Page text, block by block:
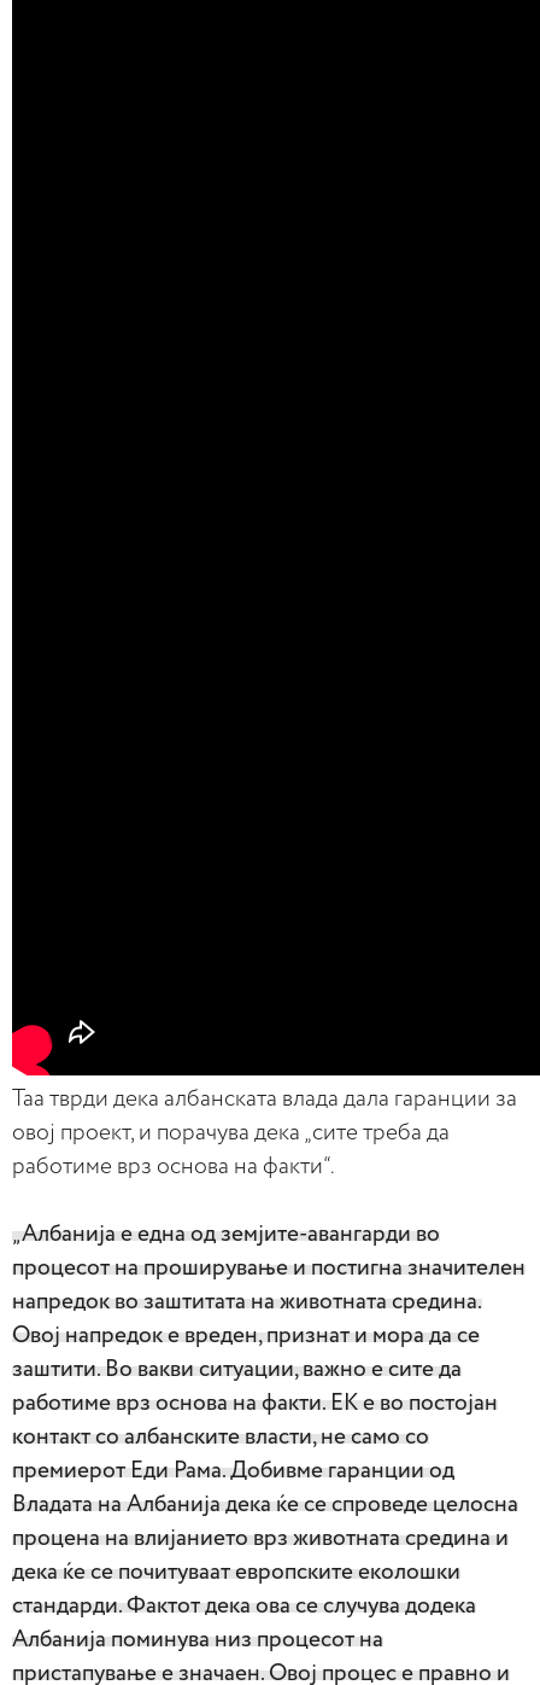
Таа тврди дека албанската влада дала гаранции за
овој проект, и порачува дека „сите треба да
работиме врз основа на факти“.
„Албанија е една од земјите-авангарди во
процесот на проширување и постигна значителен
напредок во заштитата на животната средина.
Овој напредок е вреден, признат и мора да се
заштити. Во вакви ситуации, важно е сите да
работиме врз основа на факти. ЕК е во постојан
контакт со албанските власти, не само со
премиерот Еди Рама. Добивме гаранции од
Владата на Албанија дека ќе се спроведе целосна
процена на влијанието врз животната средина и
дека ќе се почитуваат европските еколошки
стандарди. Фактот дека ова се случува додека
Албанија поминува низ процесот на
пристапување е значаен. Овој процес е правно и